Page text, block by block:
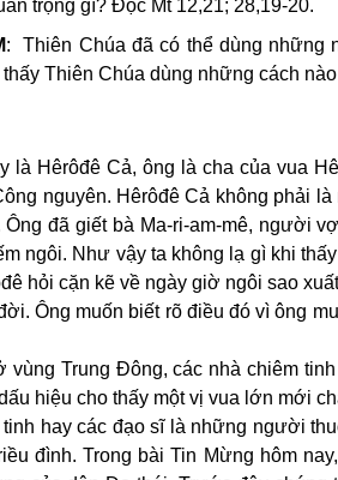
trọng gì? Đọc Mt 12,21; 28,19-20.
: Thiên Chúa đã có thể dùng những
thấy Thiên Chúa dùng những cách
là Hêrôđê Cả, ông là cha của vua
nguyên. Hêrôđê Cả không phải
Ông đã giết bà Ma-ri-am-mê, người
ngôi. Như vậy ta không lạ gì khi
hỏi cặn kẽ về ngày giờ ngôi sao
Ông muốn biết rõ điều đó vì ông
vùng Trung Đông, các nhà chiêm
hiệu cho thấy một vị vua lớn mới
hay các đạo sĩ là những người
đình. Trong bài Tin Mừng hôm